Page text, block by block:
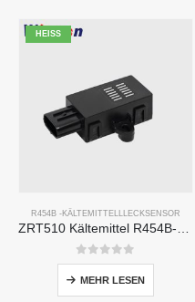
HEISS
R454B -KÄLTEMITTELLLECKSENSOR
0Von 5
MEHR LESEN